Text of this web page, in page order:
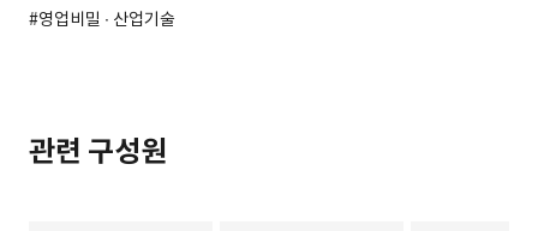
#영업비밀 ∙ 산업기술
관련 구성원